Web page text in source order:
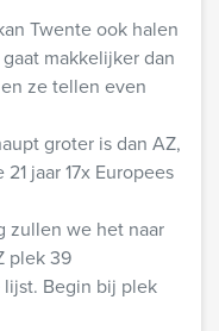
Twente ook halen
makkelijker dan
ze tellen even
groter is dan AZ,
jaar 17x Europees
zullen we het naar
plek 39
Begin bij plek